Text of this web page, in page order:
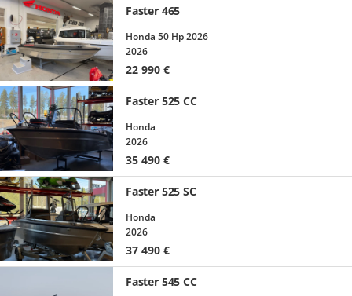
Faster 465
Honda 50 Hp 2026
2026
22 990 €
Faster 525 CC
Honda
2026
35 490 €
Faster 525 SC
Honda
2026
37 490 €
Faster 545 CC